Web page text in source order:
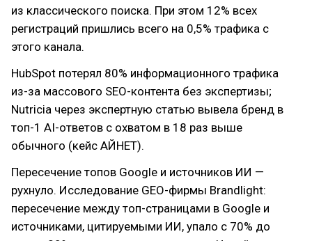
из классического поиска. При этом 12% всех
регистраций пришлись всего на 0,5% трафика с
этого канала.
HubSpot потерял 80% информационного трафика
из-за массового SEO-контента без экспертизы;
Nutricia через экспертную статью вывела бренд в
топ-1 AI-ответов с охватом в 18 раз выше
обычного (кейс АЙНЕТ).
Пересечение топов Google и источников ИИ —
рухнуло. Исследование GEO-фирмы Brandlight:
пересечение между топ-страницами в Google и
источниками, цитируемыми ИИ, упало с 70% до